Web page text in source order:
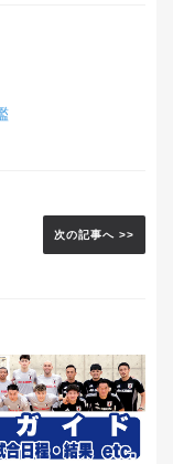
次の記事へ >>